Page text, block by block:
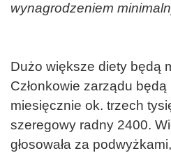
wynagrodzeniem
Dużo większe diety będą
Członkowie zarządu
miesięcznie ok. trzech
szeregowy radny 2400.
głosowała za